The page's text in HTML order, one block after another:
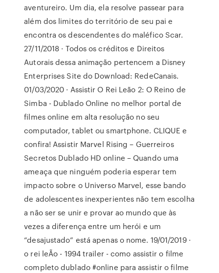
aventureiro. Um dia, ela resolve passear para
além dos limites do território de seu pai e
encontra os descendentes do maléfico Scar.
27/11/2018 · Todos os créditos e Direitos
Autorais dessa animação pertencem a Disney
Enterprises Site do Download: RedeCanais.
01/03/2020 · Assistir O Rei Leão 2: O Reino de
Simba - Dublado Online no melhor portal de
filmes online em alta resolução no seu
computador, tablet ou smartphone. CLIQUE e
confira! Assistir Marvel Rising – Guerreiros
Secretos Dublado HD online – Quando uma
ameaça que ninguém poderia esperar tem
impacto sobre o Universo Marvel, esse bando
de adolescentes inexperientes não tem escolha
a não ser se unir e provar ao mundo que às
vezes a diferença entre um herói e um
“desajustado” está apenas o nome. 19/01/2019 ·
o rei leÃo - 1994 trailer - como assistir o filme
completo dublado #online para assistir o filme